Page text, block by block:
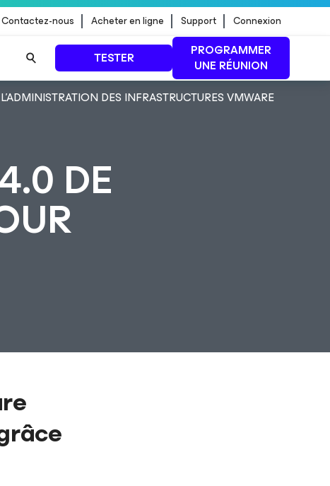
Contactez-nous Acheter en ligne Support Connexion
TESTER
PROGRAMMER
UNE RÉUNION
DES INFRASTRUCTURES VMWARE
DE